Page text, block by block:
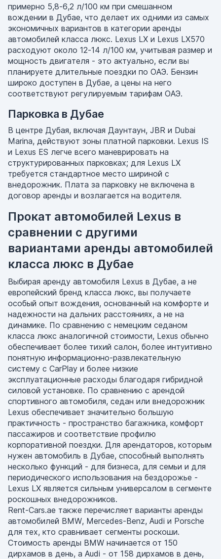
примерно 5,8-6,2 л/100 км при смешанном
вождении в Дубае, что делает их одними из самых
экономичных вариантов в категории аренды
автомобилей класса люкс. Lexus LX и Lexus LX570
расходуют около 12-14 л/100 км, учитывая размер и
мощность двигателя - это актуально, если вы
планируете длительные поездки по ОАЭ. Бензин
широко доступен в Дубае, а цены на него
соответствуют регулируемым тарифам ОАЭ.
Парковка в Дубае
В центре Дубая, включая Даунтаун, JBR и Dubai
Marina, действуют зоны платной парковки. Lexus IS
и Lexus ES легче всего маневрировать на
структурированных парковках; для Lexus LX
требуется стандартное место шириной с
внедорожник. Плата за парковку не включена в
договор аренды и возлагается на водителя.
Прокат автомобилей Lexus в
сравнении с другими
вариантами аренды автомобилей
класса люкс в Дубае
Выбирая аренду автомобиля Lexus в Дубае, а не
европейский бренд класса люкс, вы получаете
особый опыт вождения, основанный на комфорте и
надежности на дальних расстояниях, а не на
динамике. По сравнению с немецким седаном
класса люкс аналогичной стоимости, Lexus обычно
обеспечивает более тихий салон, более интуитивно
понятную информационно-развлекательную
систему с CarPlay и более низкие
эксплуатационные расходы благодаря гибридной
силовой установке. По сравнению с арендой
спортивного автомобиля, седан или внедорожник
Lexus обеспечивает значительно большую
практичность - пространство багажника, комфорт
пассажиров и соответствие профилю
корпоративной поездки. Для арендаторов, которым
нужен автомобиль в Дубае, способный выполнять
несколько функций - для бизнеса, для семьи и для
периодического использования на бездорожье -
Lexus LX является сильным универсалом в сегменте
роскошных внедорожников.
Rent-Cars.ae также перечисляет варианты аренды
автомобилей BMW, Mercedes-Benz, Audi и Porsche
для тех, кто сравнивает сегменты роскоши.
Стоимость аренды BMW начинается от 150
дирхамов в день, а Audi - от 158 дирхамов в день,